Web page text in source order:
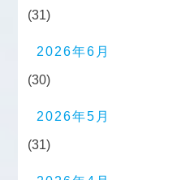
(31)
2026年6月
(30)
2026年5月
(31)